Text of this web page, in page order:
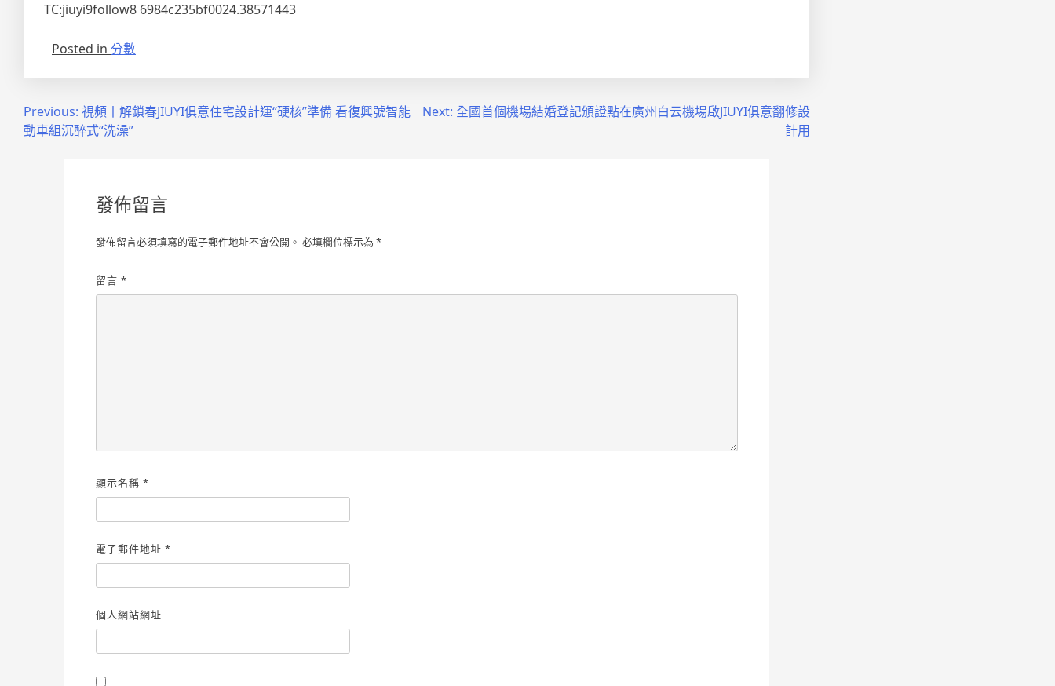
TC:jiuyi9follow8 6984c235bf0024.38571443
Posted in 分數
Previous: 視頻丨解鎖春JIUYI俱意住宅設計運“硬核”準備 看復興號智能
動車組沉醉式“洗澡”
Next: 全國首個機場結婚登記頒證點在廣州白云機場啟JIUYI俱意翻修設
計用
發佈留言
發佈留言必須填寫的電子郵件地址不會公開。 必填欄位標示為 *
留言 *
顯示名稱 *
電子郵件地址 *
個人網站網址